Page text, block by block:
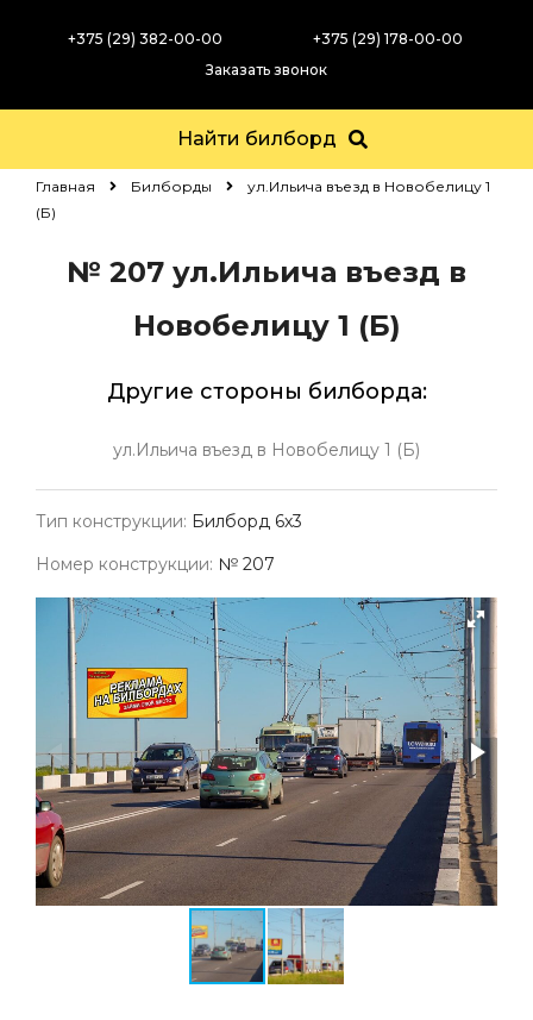
+375 (29) 382-00-00
+375 (29) 178-00-00
Заказать звонок
Найти билборд
Главная Билборды
ул.Ильича въезд в Новобелицу 1
(Б)
№ 207 ул.Ильича въезд в
Новобелицу 1 (Б)
Другие стороны билборда:
ул.Ильича въезд в Новобелицу 1 (Б)
Тип конструкции: Билборд 6х3
Номер конструкции: № 207